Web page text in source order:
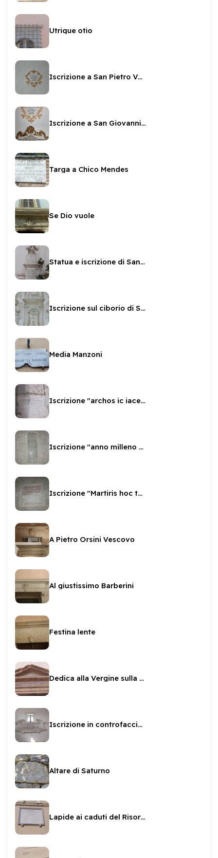
Utrique otio
Iscrizione a San Pietro Vescovo in San Pietro
Iscrizione a San Giovanni vescovo in San Pietro
Targa a Chico Mendes
Se Dio vuole
Statua e iscrizione di San Brizio in San Pietro
Iscrizione sul ciborio di San Gregorio
Media Manzoni
Iscrizione "archos ic iacens adam"
Iscrizione "anno milleno sexto"
Iscrizione "Martiris hoc templum"
A Pietro Orsini Vescovo
Al giustissimo Barberini
Festina lente
Dedica alla Vergine sulla Manna d'Oro
Iscrizione in controfacciata a San Pietro
Altare di Saturno
Lapide ai caduti del Risorgimento sul Municipio